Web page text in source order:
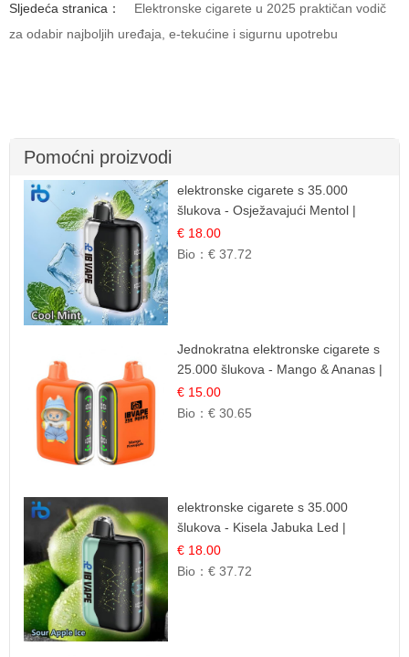
Sljedeća stranica：
Elektronske cigarete u 2025 praktičan vodič
za odabir najboljih uređaja, e-tekućine i sigurnu upotrebu
Pomoćni proizvodi
elektronske cigarete s 35.000
šlukova - Osježavajući Mentol |
Čista i Svježa Okus
€ 18.00
Bio：€ 37.72
Jednokratna elektronske cigarete s
25.000 šlukova - Mango & Ananas |
Egzotična Voćna Mješavina
€ 15.00
Bio：€ 30.65
elektronske cigarete s 35.000
šlukova - Kisela Jabuka Led |
Osježavajući Kiselo-Slatki Okus
€ 18.00
Bio：€ 37.72